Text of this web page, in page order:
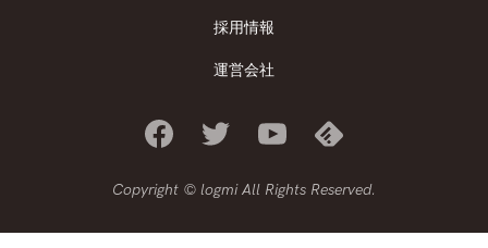
採用情報
運営会社
Copyright © logmi All Rights Reserved.